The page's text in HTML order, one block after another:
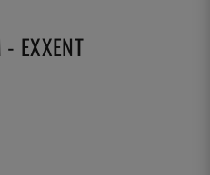
EXXENT